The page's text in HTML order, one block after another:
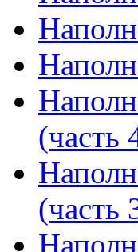
(часть
(часть